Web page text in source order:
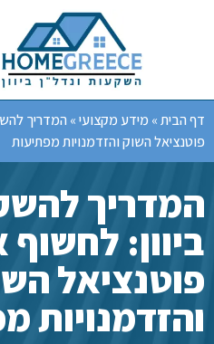
דף הבית» מידע מקצועי» המדריך
פוטנציאל השוק והזדמנויות מפתיעות
המדריך
ביוון:
פוטנציאל
והזדמנויות